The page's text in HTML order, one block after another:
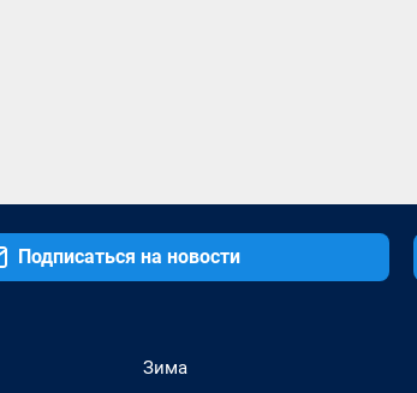
Подписаться на новости
Зима